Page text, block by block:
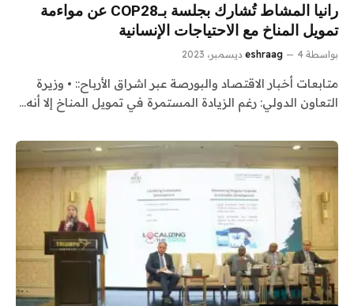
رانيا المشاط تُشارك بجلسة بـCOP28 عن مواءمة
تمويل المناخ مع الاحتياجات الإنسانية
بواسطة eshraag 4 ديسمبر، 2023
متابعات أخبار الاقتصاد والبورصة عبر اشراق الأرباح:: • وزيرة
التعاون الدولي: رغم الزيادة المستمرة في تمويل المناخ إلا أنه…